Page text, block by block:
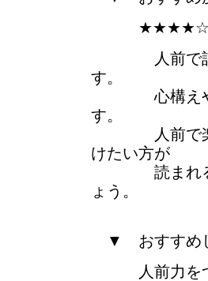
★★★★☆
人前で話す
す。
心構えや考
す。
人前で楽に
けたい方が
読まれると
ょう。
▼ おすすめ
人前力をつ